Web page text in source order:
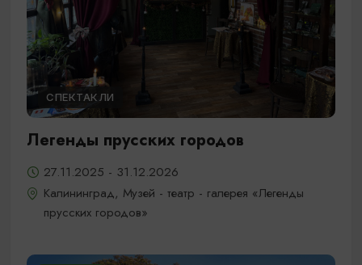
СПЕКТАКЛИ
Легенды прусских городов
27.11.2025 - 31.12.2026
Калининград, Музей - театр - галерея «Легенды
прусских городов»